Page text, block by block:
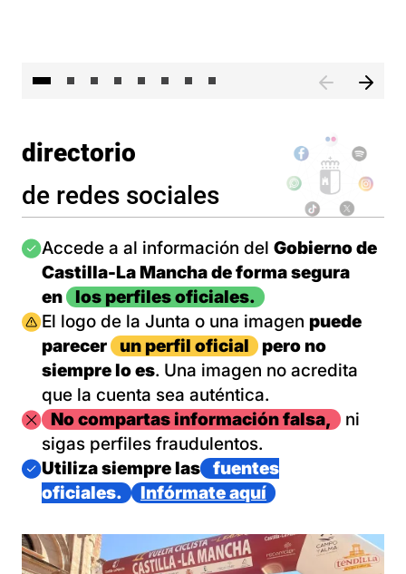
directorio
de redes sociales
Imagen
Accede a al información del Gobierno de
Castilla-La Mancha de forma segura
en
los perfiles oficiales.
Imagen
El logo de la Junta o una imagen puede
parecer
un perfil oficial
pero no
siempre lo es. Una imagen no acredita
que la cuenta sea auténtica.
ImagenNo compartas información falsa,
ni
sigas perfiles fraudulentos.
Imagen
Utiliza siempre las
fuentes
oficiales.
Infórmate aquí